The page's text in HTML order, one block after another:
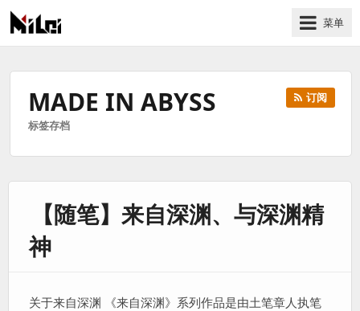
有
技
菜单
MADE IN ABYSS
标签存档
订阅
【随笔】来自深渊、与深渊精
神
关于来自深渊 《来自深渊》系列作品是由土笔章人执笔